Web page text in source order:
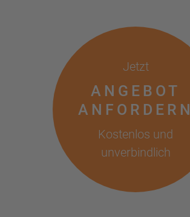
Jetzt
ANGEBOT
ANFORDERN
Kostenlos und
unverbindlich